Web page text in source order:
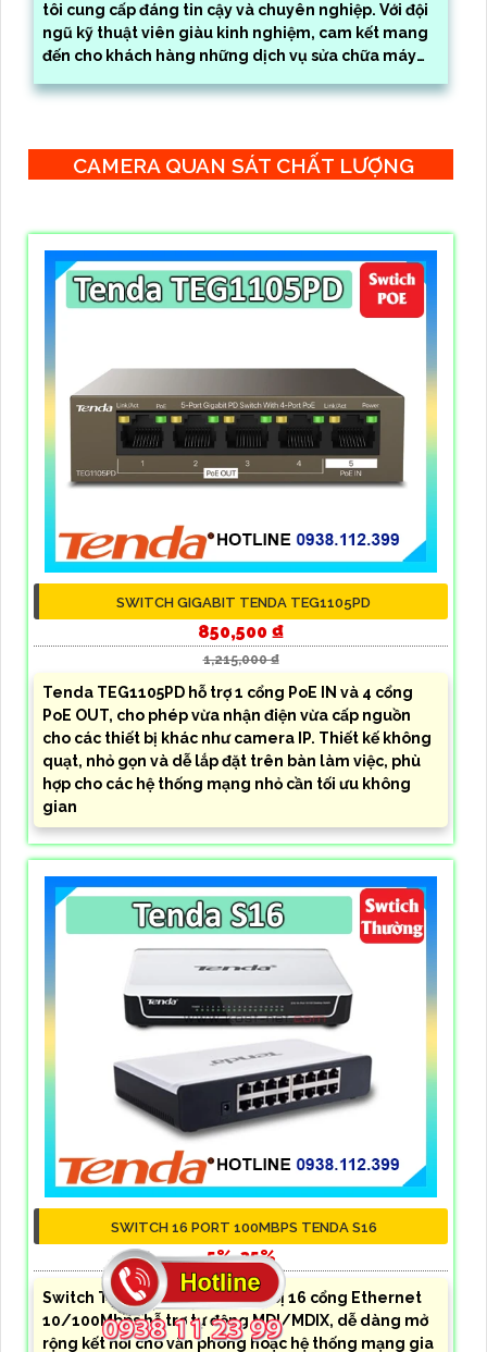
tôi cung cấp đáng tin cậy và chuyên nghiệp. Với đội
ngũ kỹ thuật viên giàu kinh nghiệm, cam kết mang
đến cho khách hàng những dịch vụ sửa chữa máy
CAMERA QUAN SÁT CHẤT LƯỢNG
SWITCH GIGABIT TENDA TEG1105PD
850,500 ₫
1,215,000 ₫
Tenda TEG1105PD hỗ trợ 1 cổng PoE IN và 4 cổng
PoE OUT, cho phép vừa nhận điện vừa cấp nguồn
cho các thiết bị khác như camera IP. Thiết kế không
quạt, nhỏ gọn và dễ lắp đặt trên bàn làm việc, phù
hợp cho các hệ thống mạng nhỏ cần tối ưu không
gian
SWITCH 16 PORT 100MBPS TENDA S16
5%-35%
Switch Tenda S16 được trang bị 16 cổng Ethernet
10/100Mbps hỗ trợ tự động MDI/MDIX, dễ dàng mở
rộng kết nối cho văn phòng hoặc hệ thống mạng gia